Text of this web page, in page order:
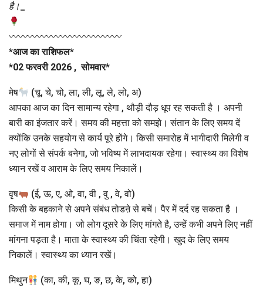
है।
〰〰〰〰〰〰〰〰〰〰〰〰
*आज का राशिफल*
*02 फरवरी 2026 , सोमवार*
मेष
(चू, चे, चो, ला, ली, लू, ले, लो, अ)
आपका आज का दिन सामान्य रहेगा , थौड़ी दौड़ धूप रह सकती है । अपनी
बारी का इंजतार करें। समय की महत्ता को समझे। संतान के लिए समय दें
क्योंकि उनके सहयोग से कार्य पूरे होंगे। किसी समारोह में भागीदारी मिलेगी व
नए लोगों से संपर्क बनेगा, जो भविष्य में लाभदायक रहेगा। स्वास्थ्य का विशेष
ध्यान रखें व आराम के लिए समय निकालें।
वृष
(ई, ऊ, ए, ओ, वा, वी , वु , वे, वो)
किसी के बहकाने से अपने संबंध तोडऩे से बचें। पैर में दर्द रह सकता है ।
समाज में नाम होगा। जो लोग दूसरे के लिए मांगते है, उन्हें कभी अपने लिए नहीं
मांगना पड़ता है। माता के स्वास्थ्य की चिंता रहेगी। खुद के लिए समय
निकालें। स्वास्थ्य का ध्यान रखें।
मिथुन (का, की, कू, घ, ङ, छ, के, को, हा)